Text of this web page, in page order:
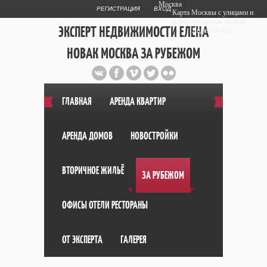
РЕГИСТРАЦИЯ ВХОД
ЭКСПЕРТ НЕДВИЖИМОСТИ ЕЛЕНА
НОВАК МОСКВА ЗА РУБЕЖОМ
Публичный сайт эксперта автора
web дизайнера+7 903 708 1884
ГЛАВНАЯ АРЕНДА КВАРТИР
АРЕНДА ДОМОВ НОВОСТРОЙКИ
ВТОРИЧНОЕ ЖИЛЬЁ ЗА РУБЕЖОМ
ОФИСЫ ОТЕЛИ РЕСТОРАНЫ
ОТ ЭКСПЕРТА ГАЛЕРЕЯ
Москва
Карта Москвы с улицами и
Яндекс.Карты